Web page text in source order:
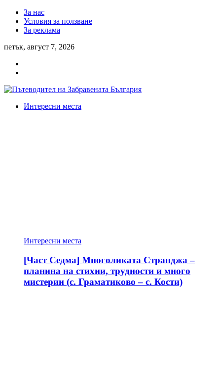
За нас
Условия за ползване
За реклама
петък, август 7, 2026
Интересни места
Интересни места
[Част Седма] Многоликата Странджа –
планина на стихии, трудности и много
мистерии (с. Граматиково – с. Кости)